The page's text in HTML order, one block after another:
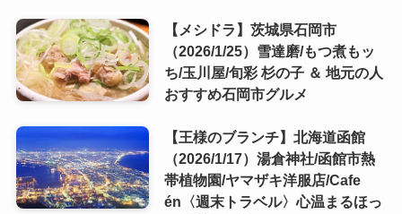
【メシドラ】茨城県石岡市
（2026/1/25）雪達磨/もつ煮もッ
ち/玉川屋/旬彩 杉の子 ＆ 地元の人
おすすめ石岡市グルメ
【王様のブランチ】北海道函館
（2026/1/17）湯倉神社/函館市熱
帯植物園/ヤマザキ洋服店/Cafe
én〈週末トラベル〉心温まるほっ